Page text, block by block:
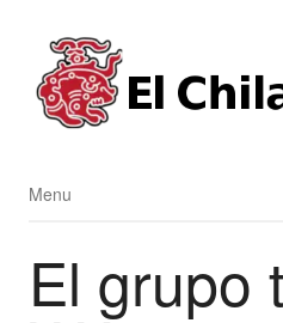
Menu
Menu
El grupo